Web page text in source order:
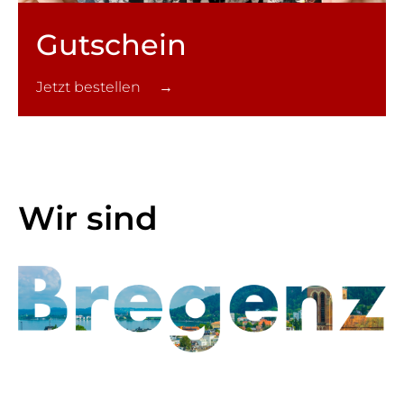
Gutschein
Jetzt bestellen →
Wir sind